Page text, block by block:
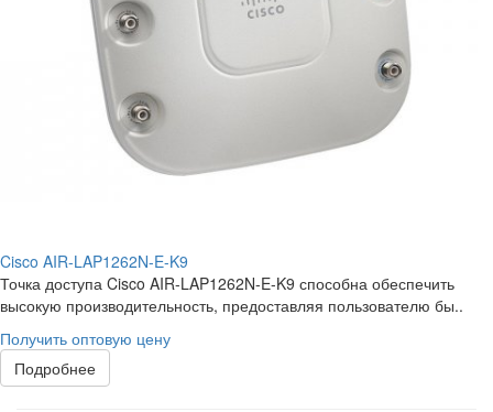
Cisco AIR-LAP1262N-E-K9
Точка доступа Cisco AIR-LAP1262N-E-K9 способна обеспечить
высокую производительность, предоставляя пользователю бы..
Получить оптовую цену
Подробнее